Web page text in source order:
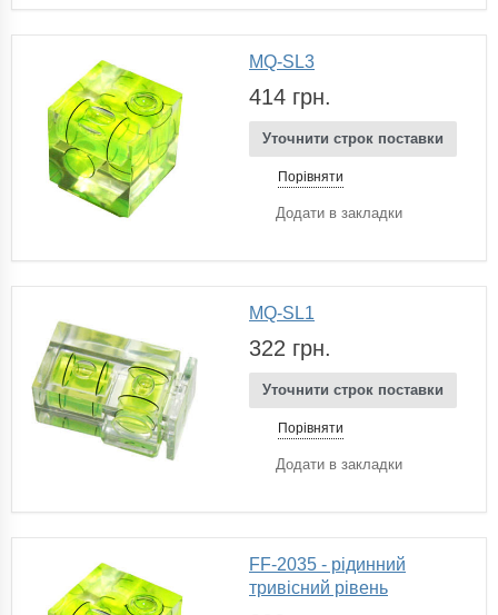
MQ-SL3
414 грн.
Уточнити строк поставки
Порівняти
Додати в закладки
MQ-SL1
322 грн.
Уточнити строк поставки
Порівняти
Додати в закладки
FF-2035 - рідинний
тривісний рівень